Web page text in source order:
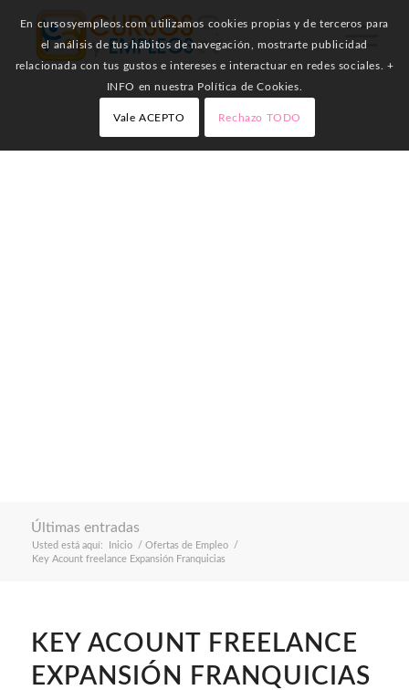
Últimas entradas
Usted está aquí: Inicio / Ofertas de Empleo
/
Key Acount freelance Expansión Franquicias
KEY ACOUNT FREELANCE
EXPANSIÓN FRANQUICIAS
En cursosyempleos.com utilizamos cookies propias y de terceros para
el análisis de tus hábitos de navegación, mostrarte publicidad
relacionada con tus gustos e intereses e interactuar en redes sociales. +
INFO en nuestra Política de Cookies.
Vale ACEPTO Rechazo TODO